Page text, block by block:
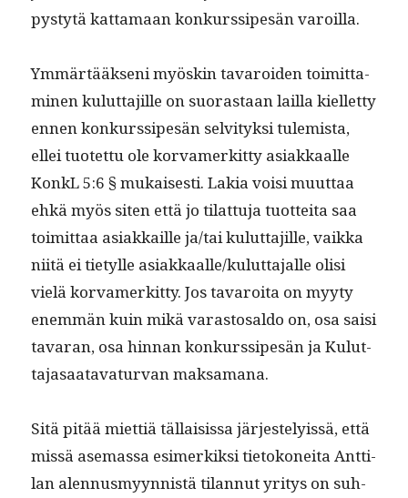
pystytä kat­ta­maan konkurssipesän varoilla.
Ymmärtääk­seni myöskin tavaroiden toimit­ta­
mi­nen kulut­ta­jille on suo­ras­taan lail­la kiel­let­ty
ennen konkurssipesän selvi­tyk­si tulemista,
ellei tuotet­tu ole kor­vamerkit­ty asi­akkaalle
Kon­kL 5:6 § mukaises­ti. Lakia voisi muut­taa
ehkä myös siten että jo tilat­tu­ja tuot­tei­ta saa
toimit­taa asi­akkaille ja/tai kulut­ta­jille, vaik­ka
niitä ei tietylle asiakkaalle/kuluttajalle olisi
vielä kor­vamerkit­ty. Jos tavaroi­ta on myy­ty
enem­män kuin mikä varas­tos­al­do on, osa saisi
tavaran, osa hin­nan konkurssipesän ja Kulut­
ta­jasaata­vatur­van maksamana.
Sitä pitää miet­tiä täl­lai­sis­sa jär­jeste­lyis­sä, että
mis­sä ase­mas­sa esimerkik­si tietokonei­ta Antti­
lan alen­nus­myyn­nistä tilan­nut yri­tys on suh­